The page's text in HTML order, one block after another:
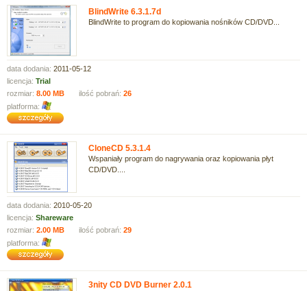
BlindWrite 6.3.1.7d
BlindWrite to program do kopiowania nośników CD/DVD...
data dodania: 2011-05-12
licencja: Trial
rozmiar: 8.00 MB ilość pobrań: 26
platforma:
CloneCD 5.3.1.4
Wspaniały program do nagrywania oraz kopiowania płyt
CD/DVD....
data dodania: 2010-05-20
licencja: Shareware
rozmiar: 2.00 MB ilość pobrań: 29
platforma:
3nity CD DVD Burner 2.0.1